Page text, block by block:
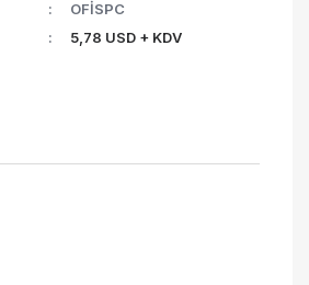
OFİSPC
5,78 USD + KDV